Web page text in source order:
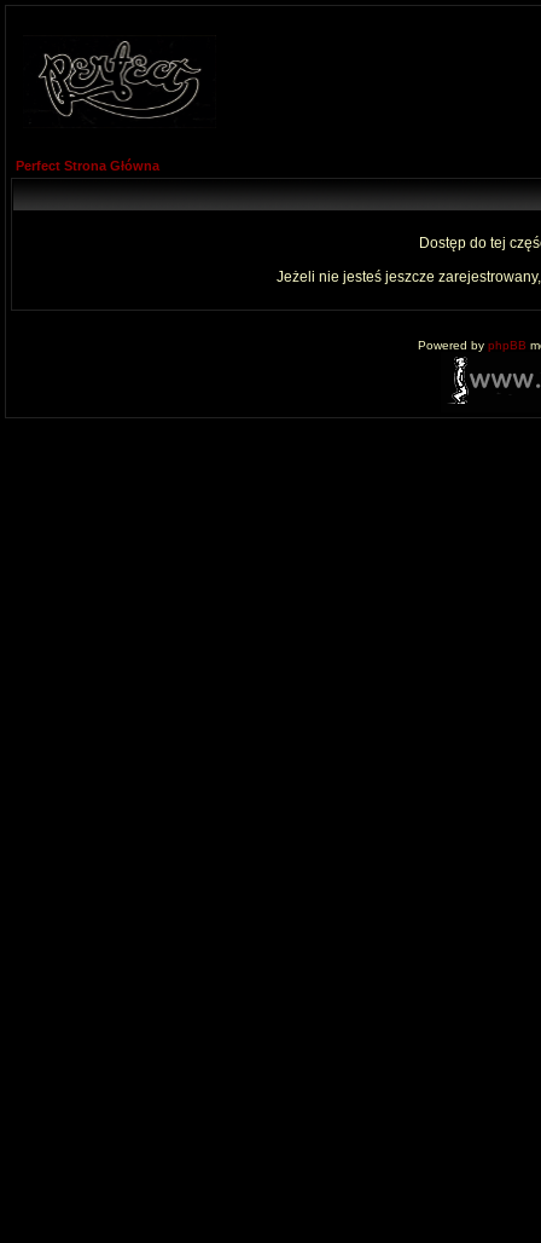
Perfect Strona Główna
Dostęp do tej
Jeżeli nie jesteś jeszcze
Powered by phpBB